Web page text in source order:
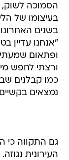
הסמוכה
בעיצומו של
בשנים
"אנחנו עדיין
ופתאום
ורצתי לחפש
כמו קבלנים
נמצאים
גם התקווה כי
העירונית